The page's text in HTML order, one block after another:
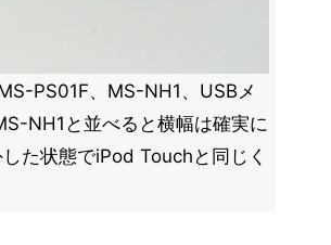
PS01F、MS-NH1、USBメ
NH1と並べると横幅は確実に
た状態でiPod Touchと同じく